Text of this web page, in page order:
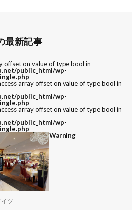
最新記事
offset on value of type bool in
public_html/wp-
array offset on value of type bool in
public_html/wp-
array offset on value of type bool in
public_html/wp-
イツ
Warning